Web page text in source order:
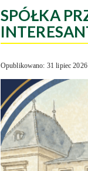
SPÓŁKA
Opublikowano: 31 lipiec 2026